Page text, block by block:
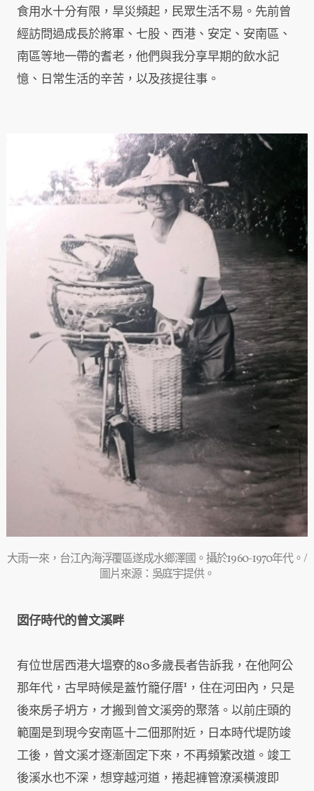
食用水十分有限，旱災頻起，民眾生活不易。先前曾
經訪問過成長於將軍、七股、西港、安定、安南區、
南區等地一帶的耆老，他們與我分享早期的飲水記
憶、日常生活的辛苦，以及孩提往事。
大雨一來，台江內海浮覆區遂成水鄉澤國。攝於1960-1970年代。/
圖片來源：吳庭宇提供。
囡仔時代的曾文溪畔
有位世居西港大塭寮的80多歲長者告訴我，在他阿公
那年代，古早時候是蓋竹籠仔厝¹，住在河田內，只是
後來房子坍方，才搬到曾文溪旁的聚落。以前庄頭的
範圍是到現今安南區十二佃那附近，日本時代堤防竣
工後，曾文溪才逐漸固定下來，不再頻繁改道。竣工
後溪水也不深，想穿越河道，捲起褲管潦溪橫渡即